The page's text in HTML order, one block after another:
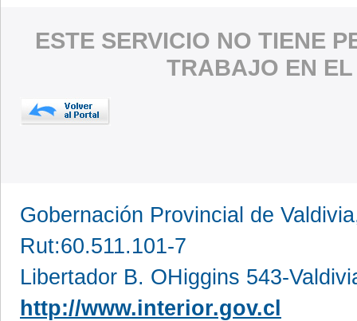
ESTE SERVICIO NO TIENE
TRABAJO EN
Gobernación Provincial de
Rut:60.511.101-7
Libertador B. OHiggins 543-
http://www.interior.gov.cl